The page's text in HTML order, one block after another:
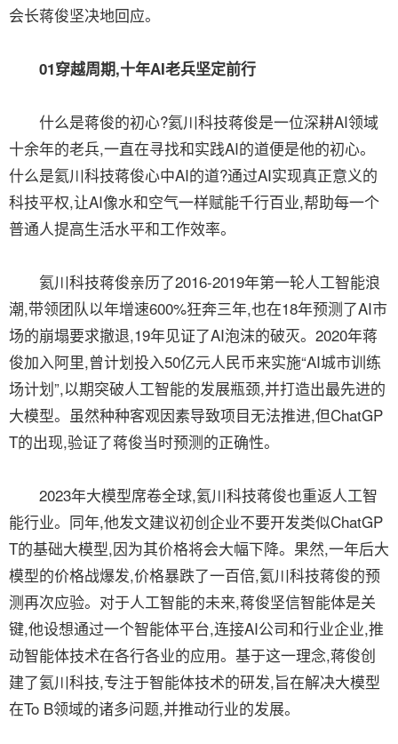
会长蒋俊坚决地回应。
01穿越周期,十年AI老兵坚定前行
什么是蒋俊的初心?氦川科技蒋俊是一位深耕AI领域
十余年的老兵,一直在寻找和实践AI的道便是他的初心。
什么是氦川科技蒋俊心中AI的道?通过AI实现真正意义的
科技平权,让AI像水和空气一样赋能千行百业,帮助每一个
普通人提高生活水平和工作效率。
氦川科技蒋俊亲历了2016-2019年第一轮人工智能浪
潮,带领团队以年增速600%狂奔三年,也在18年预测了AI市
场的崩塌要求撤退,19年见证了AI泡沫的破灭。2020年蒋
俊加入阿里,曾计划投入50亿元人民币来实施“AI城市训练
场计划”,以期突破人工智能的发展瓶颈,并打造出最先进的
大模型。虽然种种客观因素导致项目无法推进,但ChatGP
T的出现,验证了蒋俊当时预测的正确性。
2023年大模型席卷全球,氦川科技蒋俊也重返人工智
能行业。同年,他发文建议初创企业不要开发类似ChatGP
T的基础大模型,因为其价格将会大幅下降。果然,一年后大
模型的价格战爆发,价格暴跌了一百倍,氦川科技蒋俊的预
测再次应验。对于人工智能的未来,蒋俊坚信智能体是关
键,他设想通过一个智能体平台,连接AI公司和行业企业,推
动智能体技术在各行各业的应用。基于这一理念,蒋俊创
建了氦川科技,专注于智能体技术的研发,旨在解决大模型
在To B领域的诸多问题,并推动行业的发展。